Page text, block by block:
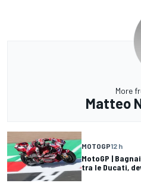
More
Matteo
MOTOGP12 h
MotoGP |
tra le Ducati,